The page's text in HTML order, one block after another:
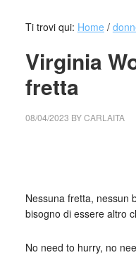
Ti trovi qui: Home /
Virginia
fretta
08/04/2023 BYCARLAITA
Nessuna fretta, nessun
bisogno di essere altro
No need to hurry, no